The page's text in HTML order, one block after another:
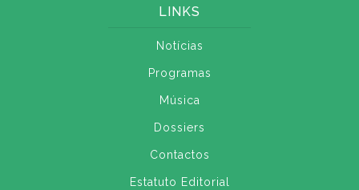
LINKS
Notícias
Programas
Música
Dossiers
Contactos
Estatuto Editorial